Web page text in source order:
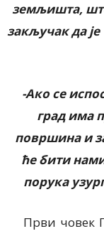
земљишта,
закључак да
-Ако се
град има
површина и
ће бити
порука
Први човек